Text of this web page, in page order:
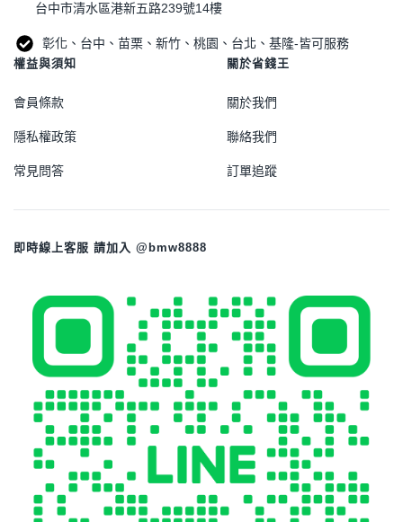
台中市清水區港新五路239號14樓
彰化、台中、苗栗、新竹、桃園、台北、基隆-皆可服務
權益與須知
會員條款
隱私權政策
常見問答
關於省錢王
關於我們
聯絡我們
訂單追蹤
即時線上客服 請加入 @bmw8888